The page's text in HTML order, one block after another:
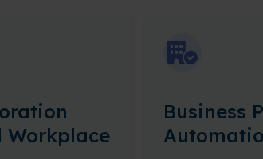
Workplace
Business